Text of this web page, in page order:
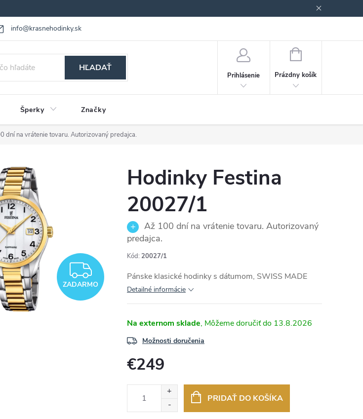
info@krasnehodinky.sk
Reklamácia tovaru Obchodné podmienky
HĽADAŤ
Prihlásenie
NÁKUPNÝ
Prázdny košík
Šperky Značky
dní na vrátenie tovaru. Autorizovaný predajca.
ZADARMO
ZADARMO
Hodinky Festina
20027/1
Až 100 dní na vrátenie tovaru. Autorizovaný
predajca.
Kód: 20027/1
Pánske klasické hodinky s dátumom, SWISS MADE
Detailné informácie
Na externom sklade 13.8.2026
Možnosti doručenia
€249
PRIDAŤ DO KOŠÍKA